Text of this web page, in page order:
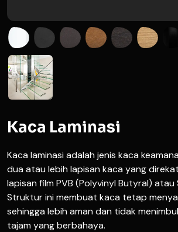
Kaca Laminasi
Kaca laminasi adalah jenis kaca
dua atau lebih lapisan kaca yang
lapisan film PVB (Polyvinyl Butyral) atau
Struktur ini membuat kaca tetap
sehingga lebih aman dan tidak
tajam yang berbahaya.